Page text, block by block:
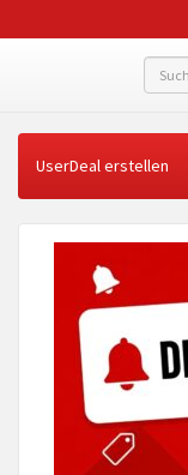
UserDeal erstellen